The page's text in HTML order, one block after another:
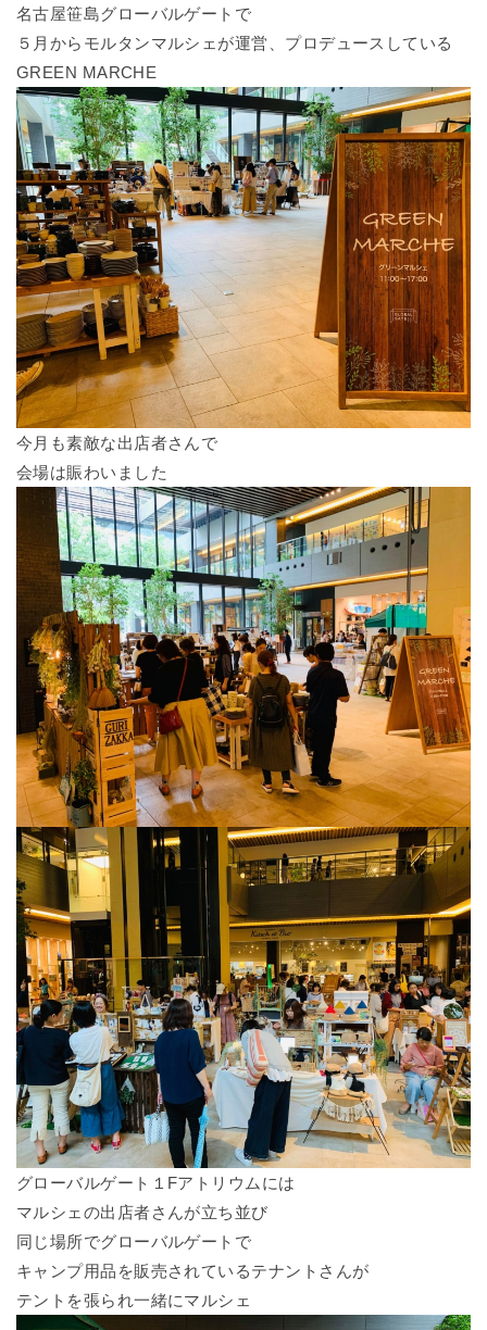
名古屋笹島グローバルゲートで
５月からモルタンマルシェが運営、プロデュースしている
GREEN MARCHE
今月も素敵な出店者さんで
会場は賑わいました
グローバルゲート１Fアトリウムには
マルシェの出店者さんが立ち並び
同じ場所でグローバルゲートで
キャンプ用品を販売されているテナントさんが
テントを張られ一緒にマルシェ